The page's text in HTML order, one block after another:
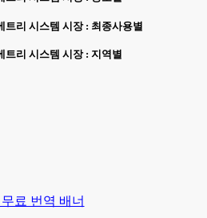
트리 시스템 시장 : 최종사용별
리 시스템 시장 : 지역별